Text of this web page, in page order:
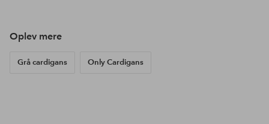
Oplev mere
Grå cardigans Only Cardigans